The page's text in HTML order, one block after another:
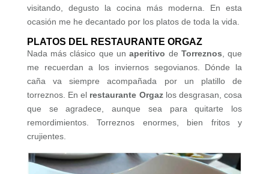
visitando, degusto la cocina más moderna. En esta
ocasión me he decantado por los platos de toda la vida.
PLATOS DEL RESTAURANTE ORGAZ
Nada más clásico que unaperitivo de Torreznos , que
me recuerdan a los inviernos segovianos. Dónde la
caña va siempre acompañada por un platillo de
torreznos. En el restaurante Orgaz los desgrasan, cosa
que se agradece, aunque sea para quitarte los
remordimientos. Torreznos enormes, bien fritos y
crujientes.